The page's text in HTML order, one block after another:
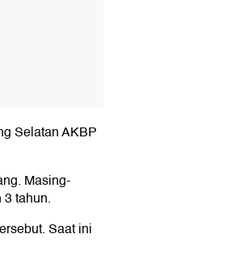
Selatan AKBP
Masing-
tahun.
Saat ini